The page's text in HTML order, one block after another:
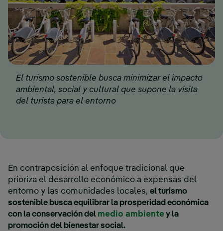
El turismo sostenible busca minimizar el impacto
ambiental, social y cultural que supone la visita
del turista para el entorno
En contraposición al enfoque tradicional que
prioriza el desarrollo económico a expensas del
entorno y las comunidades locales, el turismo
sostenible busca equilibrar la prosperidad económica
con la conservación del medio ambientey la
promoción del bienestar social.